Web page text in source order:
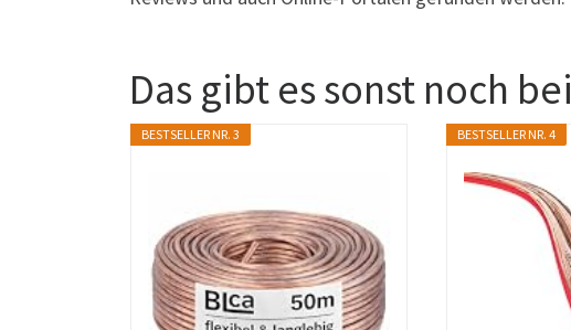
Das gibt es sonst noch bei
BESTSELLER NR. 3 BESTSELLER NR. 4